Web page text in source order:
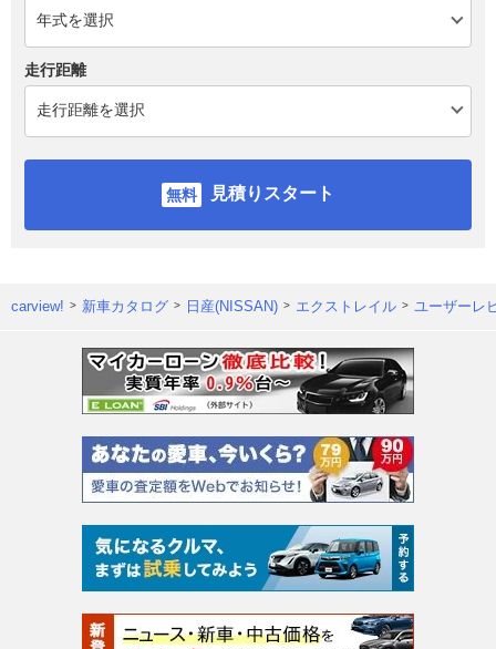
走行距離
見積りスタート
carview! 新車カタログ 日産(NISSAN) エクストレイル ユーザーレ